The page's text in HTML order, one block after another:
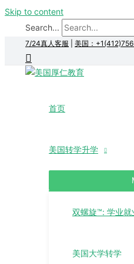
Skip to content
Search...
7/24真人客服 美国：
首页
美国转学升学
双螺旋™: 学业就
美国大学转学